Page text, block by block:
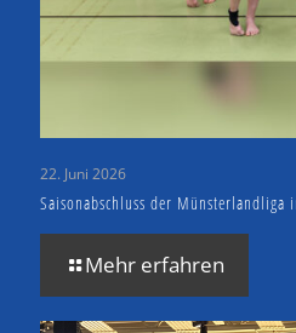
22. Juni 2026
Saisonabschluss der Münsterlandliga
Mehr erfahren